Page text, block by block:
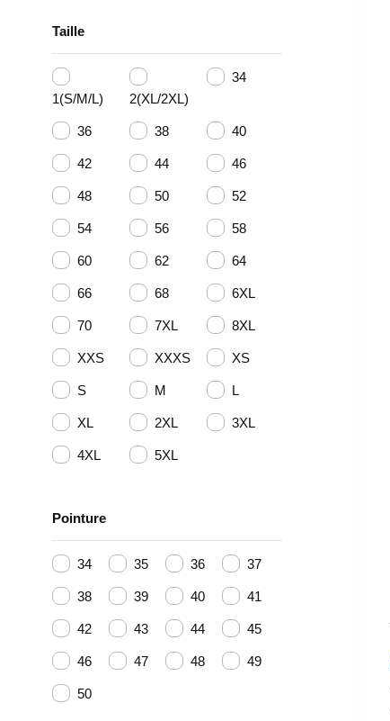
Taille
1(S/M/L) 2(XL/2XL)
34
36 38 40
42 44 46
48 50 52
54 56 58
60 62 64
66 68 6XL
70 7XL 8XL
XXS XXXS XS
S M L
XL 2XL 3XL
4XL 5XL
Pointure
34 35 36 37
38 39 40 41
42 43 44 45
46 47 48 49
50